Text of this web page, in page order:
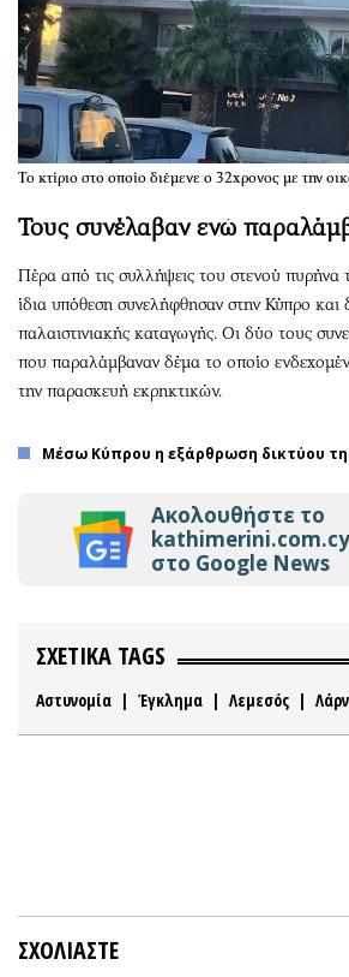
Το κτίριο στο οποίο διέμενε ο 32χρονος με την
Τους συνέλαβαν ενώ
Πέρα από τις συλλήψεις του στενού πυρήνα
ίδια υπόθεση συνελήφθησαν στην Κύπρο και
παλαιστινιακής καταγωγής. Οι δύο τους
που παραλάμβαναν δέμα το οποίο
την παρασκευή εκρηκτικών.
Μέσω Κύπρου η εξάρθρωση δικτύου
Ακολουθήστε το
kathimerini.com.cy
στο Google News
ΣΧΕΤΙΚΑ TAGS
Αστυνομία | Έγκλημα | Λεμεσός |
ΣΧΟΛΙΑΣΤΕ